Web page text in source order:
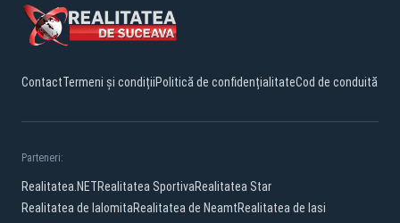
ContactTermeni și condițiiPolitică de confidențialitateCod de conduită
Parteneri:
Realitatea.NETRealitatea SportivaRealitatea Star
Realitatea de IalomitaRealitatea de NeamtRealitatea de Iasi